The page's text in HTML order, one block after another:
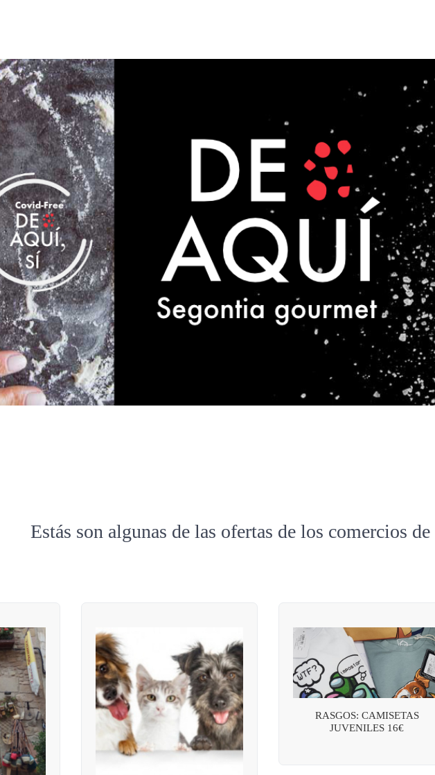
Estás son algunas de las ofertas de los comercios
RASGOS: CAMISETAS
JUVENILES 16€